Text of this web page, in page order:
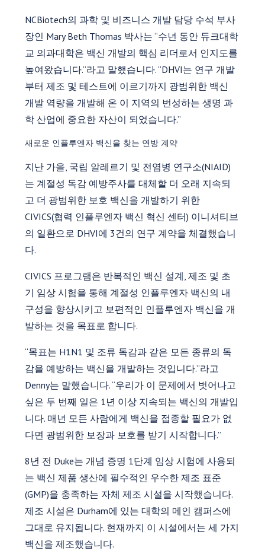
NCBiotech의 과학 및 비즈니스 개발 담당 수석 부사
장인 Mary Beth Thomas 박사는 “수년 동안 듀크대학
교 의과대학은 백신 개발의 핵심 리더로서 인지도를
높여왔습니다.”라고 말했습니다. “DHVI는 연구 개발
부터 제조 및 테스트에 이르기까지 광범위한 백신
개발 역량을 개발해 온 이 지역의 번성하는 생명 과
학 산업에 중요한 자산이 되었습니다.”
새로운 인플루엔자 백신을 찾는 연방 계약
지난 가을, 국립 알레르기 및 전염병 연구소(NIAID)
는 계절성 독감 예방주사를 대체할 더 오래 지속되
고 더 광범위한 보호 백신을 개발하기 위한
CIVICS(협력 인플루엔자 백신 혁신 센터) 이니셔티브
의 일환으로 DHVI에 3건의 연구 계약을 체결했습니
다.
CIVICS 프로그램은 반복적인 백신 설계, 제조 및 초
기 임상 시험을 통해 계절성 인플루엔자 백신의 내
구성을 향상시키고 보편적인 인플루엔자 백신을 개
발하는 것을 목표로 합니다.
“목표는 H1N1 및 조류 독감과 같은 모든 종류의 독
감을 예방하는 백신을 개발하는 것입니다.”라고
Denny는 말했습니다. “우리가 이 문제에서 벗어나고
싶은 두 번째 일은 1년 이상 지속되는 백신의 개발입
니다. 매년 모든 사람에게 백신을 접종할 필요가 없
다면 광범위한 보장과 보호를 받기 시작합니다.”
8년 전 Duke는 개념 증명 1단계 임상 시험에 사용되
는 백신 제품 생산에 필수적인 우수한 제조 표준
(GMP)을 충족하는 자체 제조 시설을 시작했습니다.
제조 시설은 Durham에 있는 대학의 메인 캠퍼스에
그대로 유지됩니다. 현재까지 이 시설에서는 세 가지
백신을 제조했습니다.